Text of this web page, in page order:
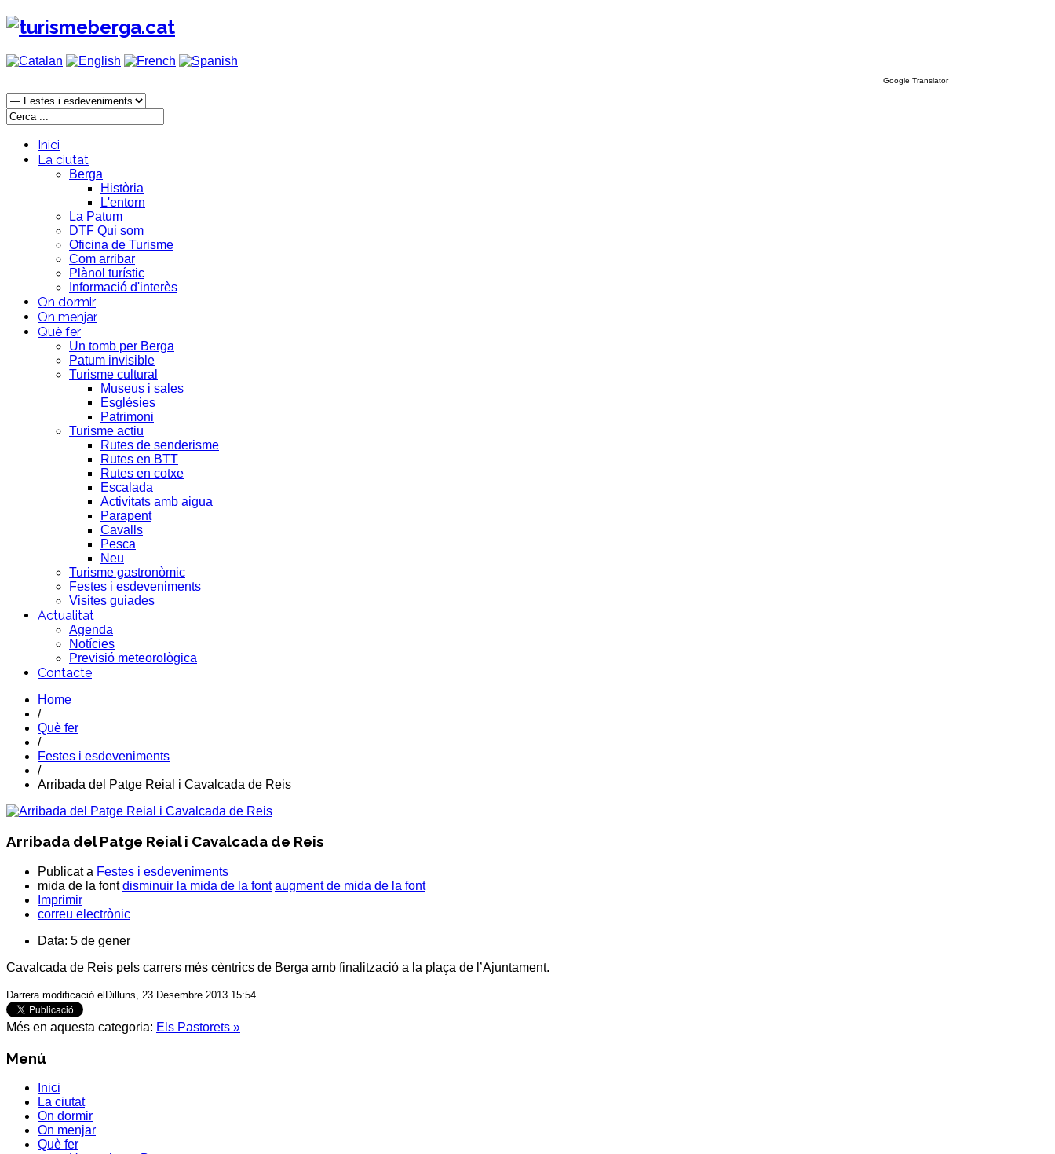
Google Translator
Inici
La ciutat
Berga
Història
L'entorn
La Patum
DTF Qui som
Oficina de Turisme
Com arribar
Plànol turístic
Informació d'interès
On dormir
On menjar
Què fer
Un tomb per Berga
Patum invisible
Turisme cultural
Museus i sales
Esglésies
Patrimoni
Turisme actiu
Rutes de senderisme
Rutes en BTT
Rutes en cotxe
Escalada
Activitats amb aigua
Parapent
Cavalls
Pesca
Neu
Turisme gastronòmic
Festes i esdeveniments
Visites guiades
Actualitat
Agenda
Notícies
Previsió meteorològica
Contacte
Home
/
Què fer
/
Festes i esdeveniments
/
Arribada del Patge Reial i Cavalcada de Reis
Arribada del Patge Reial i Cavalcada de Reis
Publicat a Festes i esdeveniments
mida de la font disminuir la mida de la font augment de mida de la font
Imprimir
correu electrònic
Data: 5 de gener
Cavalcada de Reis pels carrers més cèntrics de Berga amb finalització a la plaça de l’Ajuntament.
Darrera modificació elDilluns, 23 Desembre 2013 15:54
Més en aquesta categoria: Els Pastorets »
Menú
Inici
La ciutat
On dormir
On menjar
Què fer